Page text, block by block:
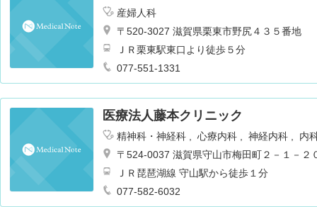
産婦人科
〒520-3027 滋賀県栗東市野尻４３５番地
ＪＲ栗東駅東口より徒歩５分
077-551-1331
医療法人藤本クリニック
精神科・神経科 心療内科 神経内科
内
〒524-0037 滋賀県守山市梅田町２－１－２
ＪＲ琵琶湖線 守山駅から徒歩１分
077-582-6032